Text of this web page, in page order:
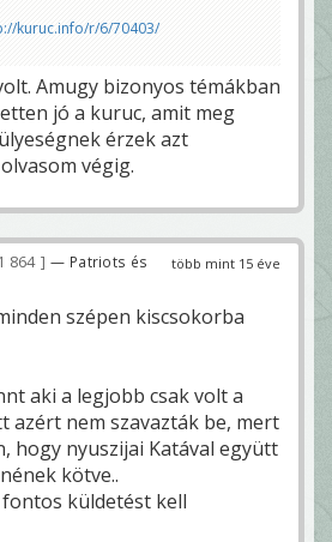
kuruc.info/r/6/70403/
Amugy bizonyos témákban
jó a kuruc, amit meg
érzek azt
végig.
több mint 15 éve
1 864
— Patriots és
szépen kiscsokorba
aki a legjobb csak volt a
azért nem szavazták be, mert
hogy nyuszijai Katával együtt
kötve..
küldetést kell